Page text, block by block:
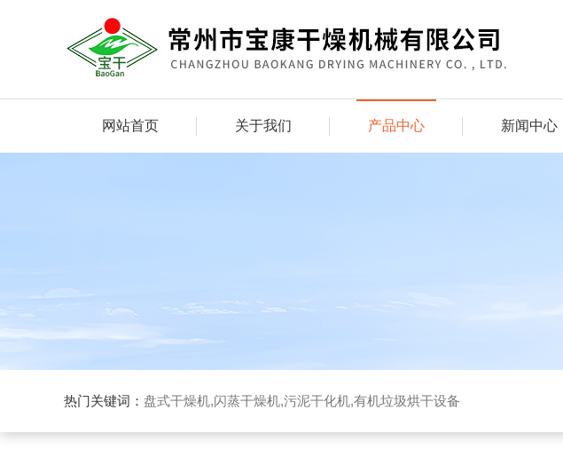
网站首页 关于我们 产品中心 新闻中心
热门关键词： 盘式干燥机,闪蒸干燥机,污泥干化机,有机垃圾烘干设备